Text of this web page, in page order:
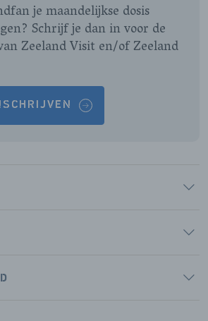
je maandelijkse dosis
Schrijf je dan in voor de
Zeeland Visit en/of Zeeland